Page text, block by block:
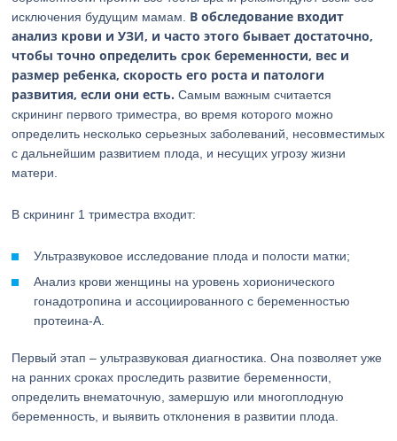
исключения будущим мамам. В обследование входит
анализ крови и УЗИ, и часто этого бывает достаточно,
чтобы точно определить срок беременности, вес и
размер ребенка, скорость его роста и патологи
развития, если они есть. Самым важным считается
скрининг первого триместра, во время которого можно
определить несколько серьезных заболеваний, несовместимых
с дальнейшим развитием плода, и несущих угрозу жизни
матери.
В скрининг 1 триместра входит:
Ультразвуковое исследование плода и полости матки;
Анализ крови женщины на уровень хорионического
гонадотропина и ассоциированного с беременностью
протеина-А.
Первый этап – ультразвуковая диагностика. Она позволяет уже
на ранних сроках проследить развитие беременности,
определить внематочную, замершую или многоплодную
беременность, и выявить отклонения в развитии плода.